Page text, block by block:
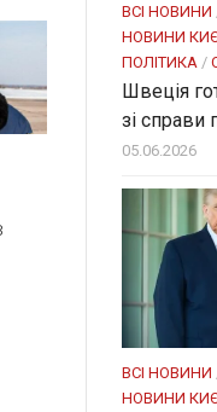
ВСІ НОВИНИ
НОВИНИ
ПОЛІТИКА /
Швеція
зі справи
05.06.2026
ВСІ НОВИНИ
НОВИНИ